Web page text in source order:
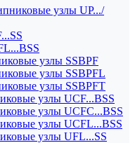
узлы UP.../
узлы SSBPF
узлы SSBPFL
узлы SSBPFT
узлы UCF...BSS
узлы UCFC...BSS
узлы UCFL...BSS
узлы UFL...SS